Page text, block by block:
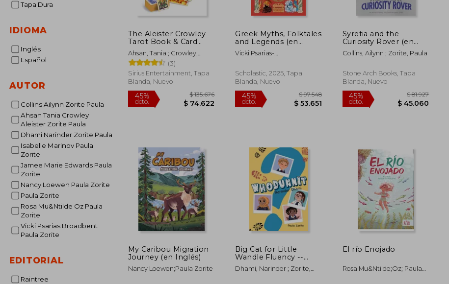
Tapa Dura
IDIOMA
Inglés
Español
AUTOR
Collins Ailynn Zorite Paula
Ahsan Tania Crowley
Aleister Zorite Paula
Dhami Narinder Zorite Paula
Isabelle Marinov Paula
Zorite
Jamee Marie Edwards Paula
Zorite
Nancy Loewen Paula Zorite
Paula Zorite
Rosa Mu&Ntilde Oz Paula
Zorite
Vicki Psarias Broadbent
Paula Zorite
EDITORIAL
Raintree
The Aleister Crowley
Tarot Book & Card
Deck: Includes a 78-
Card Deck and a 128-
Page Illustrated Book
(Sirius Oracle Kits) (en
Inglés)
Ahsan, Tania ; Crowley,
Aleister ; Zorite, Paula
(3)
Sirius Entertainment, Tapa
Blanda, Nuevo
Greek Myths, Folktales
and Legends (en
Inglés)
Vicki Psarias-
Scholastic, 2025, Tapa
Blanda, Nuevo
Syretia and the
Curiosity Rover (en
Inglés)
Collins, Ailynn ; Zorite, Paula
Stone Arch Books, Tapa
Blanda, Nuevo
My Caribou Migration
Journey (en Inglés)
Nancy Loewen;Paula Zorite
Big Cat for Little
Wandle Fluency --
Whodunnit?: Fluency 2
(en Inglés)
Dhami, Narinder ; Zorite,
El río Enojado
Rosa Mu&Ntilde;Oz; Paula